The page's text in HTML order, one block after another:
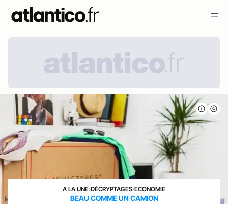
A LA UNE›DÉCRYPTAGES›ECONOMIE
BEAU COMME UN CAMION